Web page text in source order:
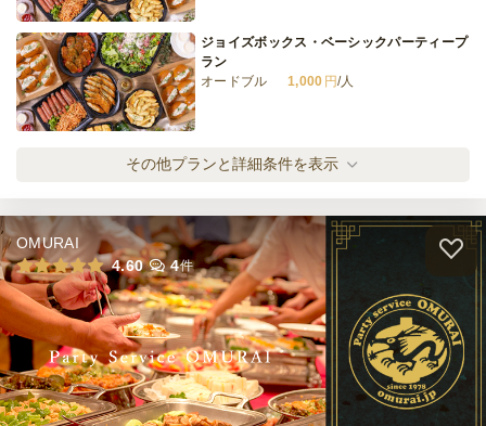
オードブル
締切 3日前12時
※定休日を除く営業日換算
定休日 日・祝
最低ご注文金額 63,000円
最低ご注文金額 0円
ジョイズボックス・ベーシックパーティープ
ラン
オードブル
1,000 円/人
ジョイズボックス自慢のオードブルプラン
オードブル
1,500円/人
ジョイズボックスフルコースプラン
オードブル
2,000円
全てのプランを見る（4件）
オードブル
その他プランと詳細条件を表示
OMURAI
4.60
4件